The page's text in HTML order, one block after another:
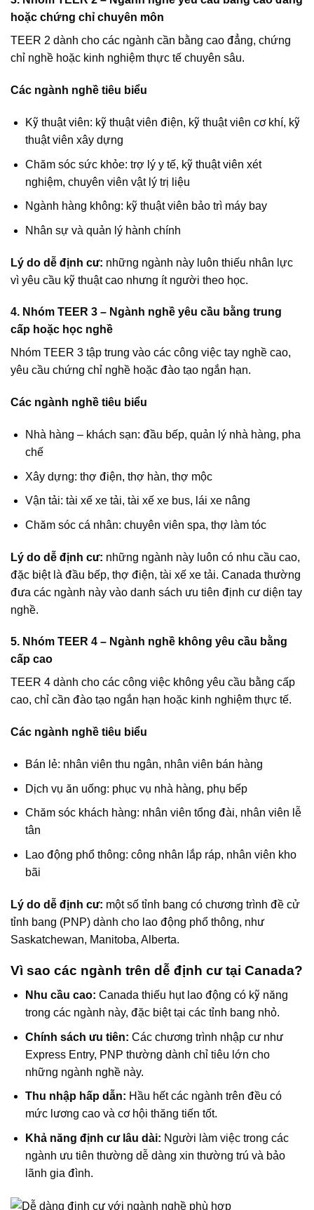
hoặc chứng chỉ chuyên môn
TEER 2 dành cho các ngành cần bằng cao đẳng, chứng
chỉ nghề hoặc kinh nghiệm thực tế chuyên sâu.
Các ngành nghề tiêu biểu
Kỹ thuật viên: kỹ thuật viên điện, kỹ thuật viên cơ khí, kỹ
thuật viên xây dựng
Chăm sóc sức khỏe: trợ lý y tế, kỹ thuật viên xét
nghiệm, chuyên viên vật lý trị liệu
Ngành hàng không: kỹ thuật viên bảo trì máy bay
Nhân sự và quản lý hành chính
Lý do dễ định cư: những ngành này luôn thiếu nhân lực
vì yêu cầu kỹ thuật cao nhưng ít người theo học.
4. Nhóm TEER 3 – Ngành nghề yêu cầu bằng trung
cấp hoặc học nghề
Nhóm TEER 3 tập trung vào các công việc tay nghề cao,
yêu cầu chứng chỉ nghề hoặc đào tạo ngắn hạn.
Các ngành nghề tiêu biểu
Nhà hàng – khách sạn: đầu bếp, quản lý nhà hàng, pha
chế
Xây dựng: thợ điện, thợ hàn, thợ mộc
Vận tải: tài xế xe tải, tài xế xe bus, lái xe nâng
Chăm sóc cá nhân: chuyên viên spa, thợ làm tóc
Lý do dễ định cư: những ngành này luôn có nhu cầu cao,
đặc biệt là đầu bếp, thợ điện, tài xế xe tải. Canada thường
đưa các ngành này vào danh sách ưu tiên định cư diện tay
nghề.
5. Nhóm TEER 4 – Ngành nghề không yêu cầu bằng
cấp cao
TEER 4 dành cho các công việc không yêu cầu bằng cấp
cao, chỉ cần đào tạo ngắn hạn hoặc kinh nghiệm thực tế.
Các ngành nghề tiêu biểu
Bán lẻ: nhân viên thu ngân, nhân viên bán hàng
Dịch vụ ăn uống: phục vụ nhà hàng, phụ bếp
Chăm sóc khách hàng: nhân viên tổng đài, nhân viên lễ
tân
Lao động phổ thông: công nhân lắp ráp, nhân viên kho
bãi
Lý do dễ định cư: một số tỉnh bang có chương trình đề cử
tỉnh bang (PNP) dành cho lao động phổ thông, như
Saskatchewan, Manitoba, Alberta.
Vì sao các ngành trên dễ định cư tại Canada?
Nhu cầu cao: Canada thiếu hụt lao động có kỹ năng
trong các ngành này, đặc biệt tại các tỉnh bang nhỏ.
Chính sách ưu tiên: Các chương trình nhập cư như
Express Entry, PNP thường dành chỉ tiêu lớn cho
những ngành nghề này.
Thu nhập hấp dẫn: Hầu hết các ngành trên đều có
mức lương cao và cơ hội thăng tiến tốt.
Khả năng định cư lâu dài: Người làm việc trong các
ngành ưu tiên thường dễ dàng xin thường trú và bảo
lãnh gia đình.